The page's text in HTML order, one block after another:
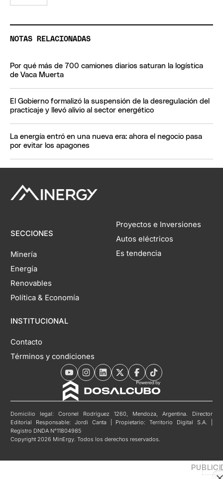
NOTAS RELACIONADAS
Por qué más de 700 camiones diarios saturan la logística
de Vaca Muerta
El Gobierno formalizó la suspensión de la desregulación del
practicaje y llevó alivio al sector energético
La energía entró en una nueva era: ahora el negocio pasa
por evitar los apagones
SECCIONES
Minería
Energía
Renovables
Política & Economía
INSTITUCIONAL
Contacto
Términos y condiciones
Proyectos e Inversiones
Autos eléctricos
Es tendencia
Domicilio legal: Coronel Rodríguez 1260, Mendoza, Argentina. Director
Editorial Responsable: Jordi Canta | Propietario: Territorio Digital S.A. |
Registro DNDA N°11804985
Copyright 2026 MinErgy. Todos los derechos reservados.